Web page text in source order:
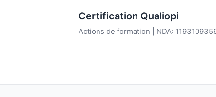
Certification Qualiopi
Actions de formation | NDA: